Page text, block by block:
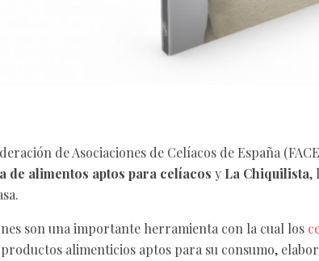
de Asociaciones de Celíacos de España
de alimentos aptos para celíacos y La Chiquilista,
son una importante herramienta con la cual los
productos alimenticios aptos para su consumo,